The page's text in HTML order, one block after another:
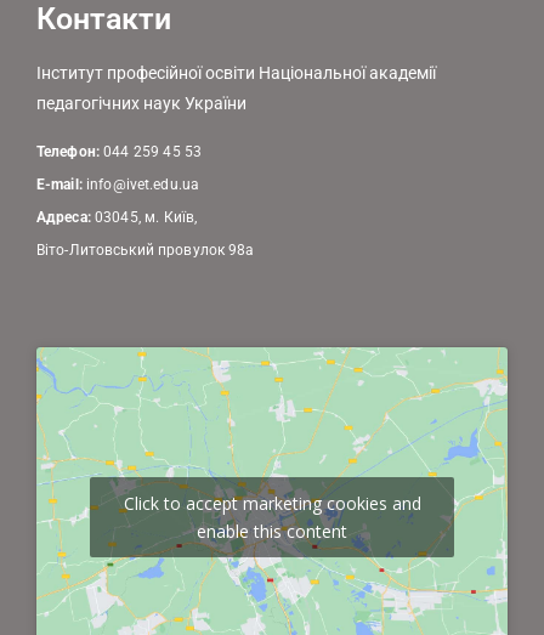
Контакти
Інститут професійної освіти Національної академії
педагогічних наук України
Телефон:044 259 45 53
E-mail: info@ivet.edu.ua
Адреса:03045, м. Київ,
Віто-Литовський провулок 98а
Click to accept marketing cookies and
enable this content